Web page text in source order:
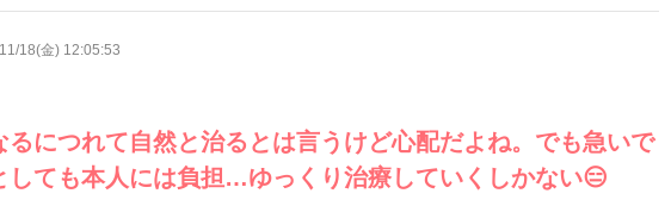
18(金) 12:05:53
るにつれて自然と治るとは言うけど心配だよね。でも急いで
しても本人には負担…ゆっくり治療していくしかない😑